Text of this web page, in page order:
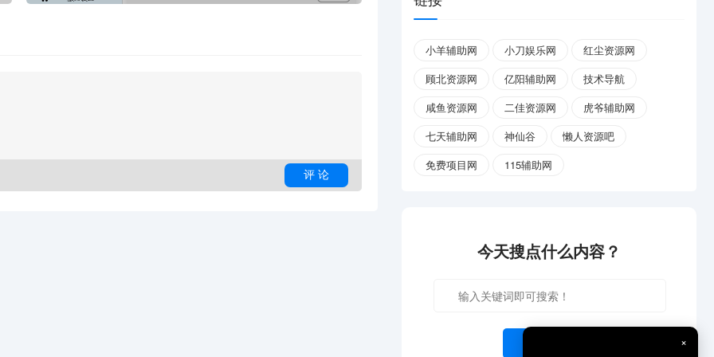
小羊辅助网 小刀娱乐网
红尘资源网
顾北资源网
亿阳辅助网
技术导航
咸鱼资源网
二佳资源网
虎爷辅助网
七天辅助网
神仙谷
懒人资源吧
免费项目网
115辅助网
今天搜点什么内容？
×